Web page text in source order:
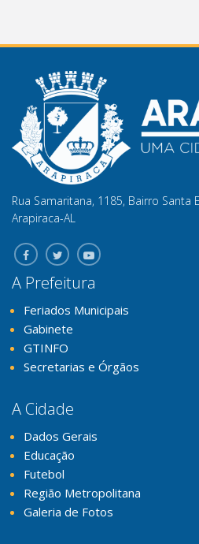
Rua Samaritana, 1185, Bairro Santa
Arapiraca-AL
A Prefeitura
Feriados Municipais
Gabinete
GTINFO
Secretarias e Órgãos
A Cidade
Dados Gerais
Educação
Futebol
Região Metropolitana
Galeria de Fotos